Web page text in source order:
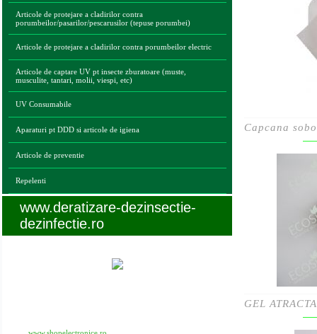
Articole de protejare a cladirilor contra
porumbeilor/pasarilor/pescarusilor (tepuse porumbei)
Articole de protejare a cladirilor contra porumbeilor electric
Articole de captare UV pt insecte zburatoare (muste,
musculite, tantari, molii, viespi, etc)
UV Consumabile
Aparaturi pt DDD si articole de igiena
Articole de preventie
Repelenti
www.deratizare-dezinsectie-
dezinfectie.ro
Capcana
GEL